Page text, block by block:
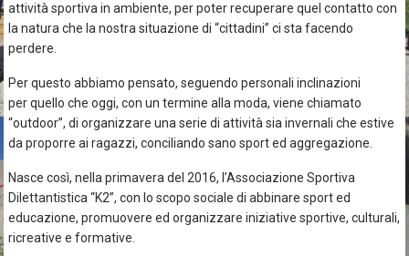
attività sportiva in ambiente, per poter recuperare quel contatto con
la natura che la nostra situazione di “cittadini” ci sta facendo
perdere.
Per questo abbiamo pensato, seguendo personali inclinazioni
per quello che oggi, con un termine alla moda, viene chiamato
“outdoor”, di organizzare una serie di attività sia invernali che estive
da proporre ai ragazzi, conciliando sano sport ed aggregazione.
Nasce così, nella primavera del 2016, l’Associazione Sportiva
Dilettantistica “K2”, con lo scopo sociale di abbinare sport ed
educazione, promuovere ed organizzare iniziative sportive, culturali,
ricreative e formative.